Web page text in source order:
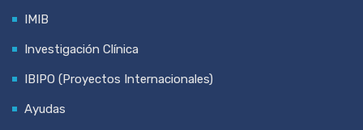
IMIB
Investigación Clínica
IBIPO (Proyectos Internacionales)
Ayudas